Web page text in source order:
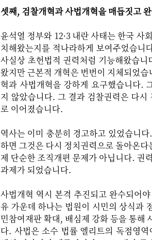
셋째, 검찰개혁과 사법개혁을 매듭짓고
윤석열 정부와 12·3 내란 사태는 한국 사
치해왔는지를 적나라하게 보여주었습니
사실상 초헌법적 권력처럼 기능해왔습
왔지만 근본적 개혁은 번번이 지체되었
혁과 사법개혁을 강하게 요구했습니다.
지 않았습니다. 그 결과 검찰권력은 다
로 이어졌습니다.
역사는 이미 충분히 경고하고 있었습니
하면 그것은 다시 정치권력으로 돌아온
제 단순한 조직개편 문제가 아닙니다. 권
과제가 되었습니다.
사법개혁 역시 본격 추진되고 완수되어
유 가운데 하나는 법원이 시민의 상식과
민참여재판 확대, 배심제 강화 등을 통해
다. 사법은 소수 법률 엘리트의 독점영